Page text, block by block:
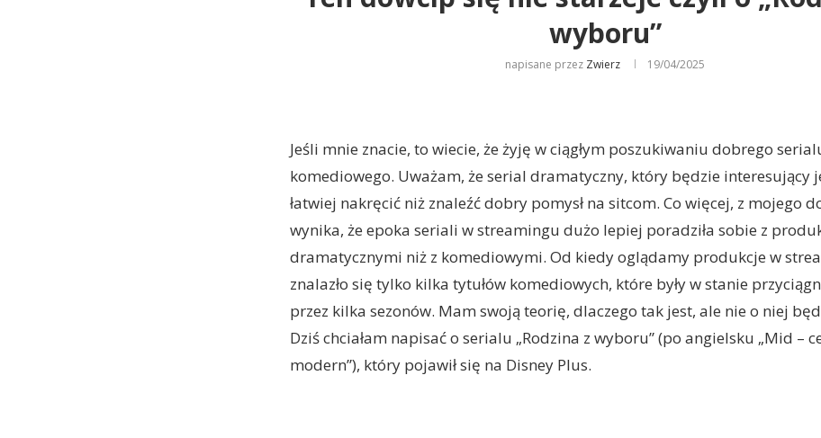
wyboru”
napisane przez Zwierz 19/04/2025
Jeśli mnie znacie, to wiecie, że żyję w ciągłym poszukiwaniu dobrego
komediowego. Uważam, że serial dramatyczny, który będzie interesujący
łatwiej nakręcić niż znaleźć dobry pomysł na sitcom. Co więcej, z mojego
wynika, że epoka seriali w streamingu dużo lepiej poradziła sobie z
dramatycznymi niż z komediowymi. Od kiedy oglądamy produkcje w
znalazło się tylko kilka tytułów komediowych, które były w stanie
przez kilka sezonów. Mam swoją teorię, dlaczego tak jest, ale nie o niej
Dziś chciałam napisać o serialu „Rodzina z wyboru” (po angielsku „Mid –
modern”), który pojawił się na Disney Plus.